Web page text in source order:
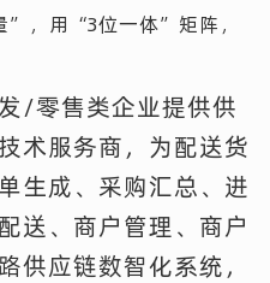
”，用“3位一体”矩阵，
/零售类企业提供供
术服务商，为配送货
生成、采购汇总、进
送、商户管理、商户
供应链数智化系统，